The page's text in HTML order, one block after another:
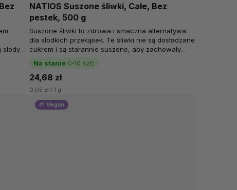
NATIOS Suszone śliwki, Całe, Bez
pestek, 500 g
Na stanie (>10 szt)
24,68 zł
0,05 zł / 1 g
Suszone śliwki to zdrowa i smaczna alternatywa
dla słodkich przekąsek. Te śliwki nie są dosładzane
cukrem i są starannie suszone, aby zachowały
swój naturalny,...
🌱 Vegan